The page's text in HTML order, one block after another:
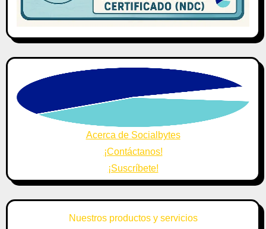
Acerca de Socialbytes
¡Contáctanos!
¡Suscríbete!
Nuestros productos y servicios